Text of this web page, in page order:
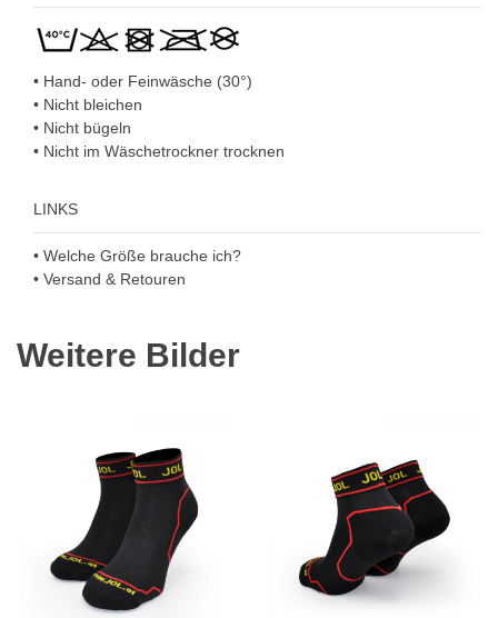
• Hand- oder Feinwäsche (30°)
• Nicht bleichen
• Nicht bügeln
• Nicht im Wäschetrockner trocknen
LINKS
• Welche Größe brauche ich?
• Versand & Retouren
Weitere Bilder